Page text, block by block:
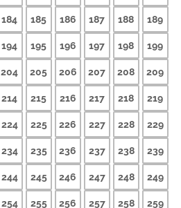
184 185 186 187 188 189
194 195 196 197 198 199
204 205 206 207 208 209
214 215 216 217 218 219
224 225 226 227 228 229
234 235 236 237 238 239
244 245 246 247 248 249
254 255 256 257 258 259